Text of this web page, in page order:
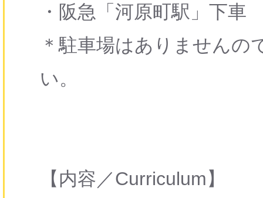
・阪急「河原町駅」下
＊駐車場はありませんの
い。
【内容／Curriculum】